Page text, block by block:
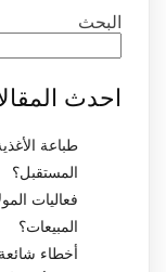
البحث
احدث
طباعة
المستقبل؟
فعاليات
المبيعات؟
أخطاء